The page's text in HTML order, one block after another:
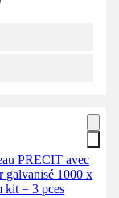
PRECIT avec
galvanisé 1000 x
kit = 3 pces